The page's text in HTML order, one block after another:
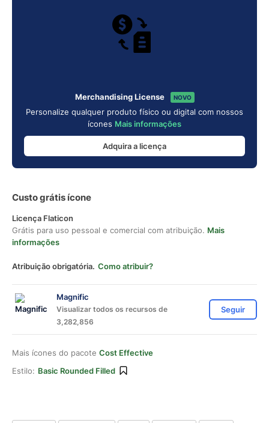
Merchandising License NOVO
Personalize qualquer produto físico ou digital com nossos
ícones Mais informações
Adquira a licença
Custo grátis ícone
Licença Flaticon
Grátis para uso pessoal e comercial com atribuição. Mais
informações
Atribuição obrigatória. Como atribuir?
Magnific
Visualizar todos os recursos de
3,282,856
Seguir
Mais ícones do pacote Cost Effective
Estilo: Basic Rounded Filled